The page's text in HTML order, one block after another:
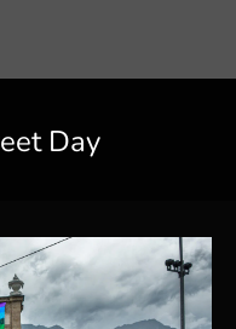
Day